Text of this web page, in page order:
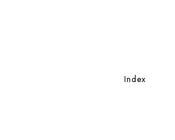
Index